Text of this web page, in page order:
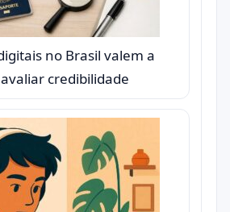
no Brasil valem a
credibilidade